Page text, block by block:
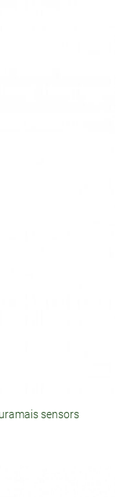
sensors